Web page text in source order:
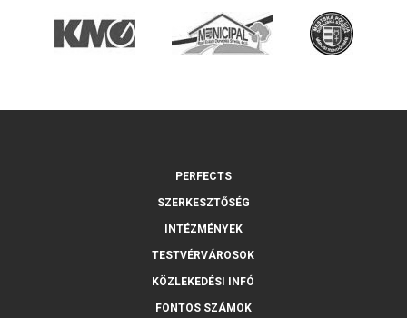
PERFECTS
SZERKESZTŐSÉG
INTÉZMÉNYEK
TESTVÉRVÁROSOK
KÖZLEKEDÉSI INFÓ
FONTOS SZÁMOK